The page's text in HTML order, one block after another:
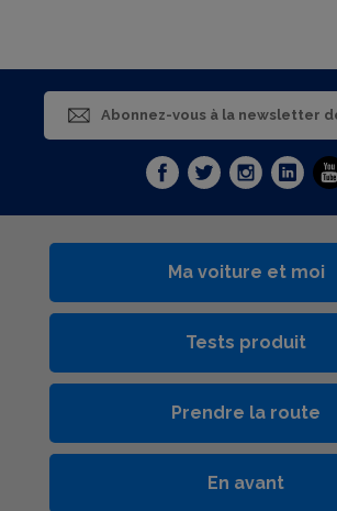
Abonnez-vous à la newsletter
Ma voiture et moi
Tests produit
Prendre la route
En avant